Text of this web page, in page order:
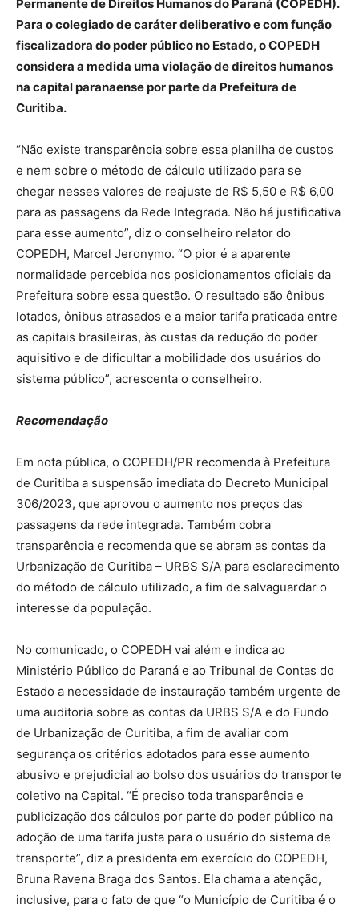
Permanente de Direitos Humanos do Paraná (COPEDH).
Para o colegiado de caráter deliberativo e com função
fiscalizadora do poder público no Estado, o COPEDH
considera a medida uma violação de direitos humanos
na capital paranaense por parte da Prefeitura de
Curitiba.
“Não existe transparência sobre essa planilha de custos
e nem sobre o método de cálculo utilizado para se
chegar nesses valores de reajuste de R$ 5,50 e R$ 6,00
para as passagens da Rede Integrada. Não há justificativa
para esse aumento”, diz o conselheiro relator do
COPEDH, Marcel Jeronymo. “O pior é a aparente
normalidade percebida nos posicionamentos oficiais da
Prefeitura sobre essa questão. O resultado são ônibus
lotados, ônibus atrasados e a maior tarifa praticada entre
as capitais brasileiras, às custas da redução do poder
aquisitivo e de dificultar a mobilidade dos usuários do
sistema público”, acrescenta o conselheiro.
Recomendação
Em nota pública, o COPEDH/PR recomenda à Prefeitura
de Curitiba a suspensão imediata do Decreto Municipal
306/2023, que aprovou o aumento nos preços das
passagens da rede integrada. Também cobra
transparência e recomenda que se abram as contas da
Urbanização de Curitiba – URBS S/A para esclarecimento
do método de cálculo utilizado, a fim de salvaguardar o
interesse da população.
No comunicado, o COPEDH vai além e indica ao
Ministério Público do Paraná e ao Tribunal de Contas do
Estado a necessidade de instauração também urgente de
uma auditoria sobre as contas da URBS S/A e do Fundo
de Urbanização de Curitiba, a fim de avaliar com
segurança os critérios adotados para esse aumento
abusivo e prejudicial ao bolso dos usuários do transporte
coletivo na Capital. “É preciso toda transparência e
publicização dos cálculos por parte do poder público na
adoção de uma tarifa justa para o usuário do sistema de
transporte”, diz a presidenta em exercício do COPEDH,
Bruna Ravena Braga dos Santos. Ela chama a atenção,
inclusive, para o fato de que “o Município de Curitiba é o